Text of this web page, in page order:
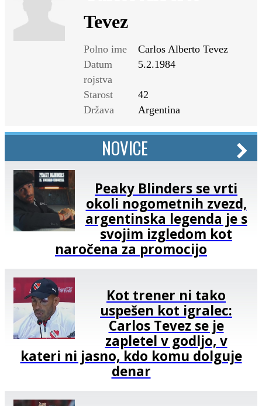
Tevez
Polno ime
Carlos Alberto Tevez
Datum
rojstva
5.2.1984
Starost
42
Država
Argentina
NOVICE
Peaky Blinders se vrti
okoli nogometnih zvezd,
argentinska legenda je s
svojim izgledom kot
naročena za promocijo
Kot trener ni tako
uspešen kot igralec:
Carlos Tevez se je
zapletel v godljo, v
kateri ni jasno, kdo komu dolguje
denar